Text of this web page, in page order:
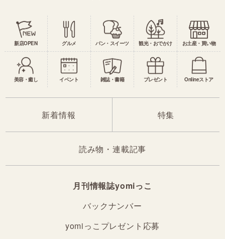
新店OPEN グルメ パン・スイーツ 観光・おでかけ お土産・買い物
美容・癒し イベント 雑誌・書籍 プレゼント Onlineストア
新着情報 特集
読み物・連載記事
月刊情報誌yomiっこ
バックナンバー
yomiっこプレゼント応募